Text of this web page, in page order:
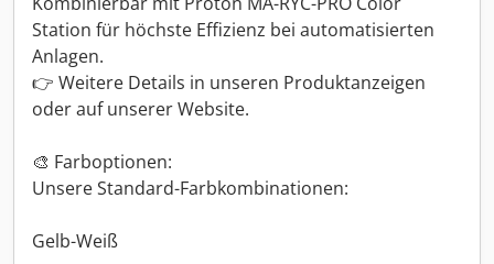
Station für höchste Effizienz bei automatisierten
Anlagen.
👉 Weitere Details in unseren Produktanzeigen
oder auf unserer Website.
🎨 Farboptionen:
Unsere Standard-Farbkombinationen:
Gelb-Weiß